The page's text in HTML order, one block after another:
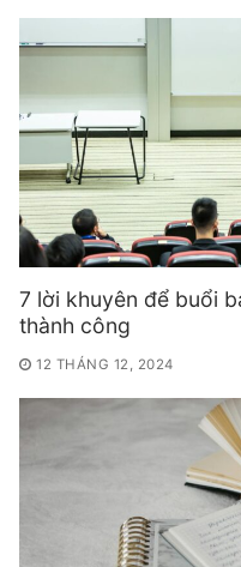
7 lời khuyên để buổi
thành công
12 THÁNG 12, 2024